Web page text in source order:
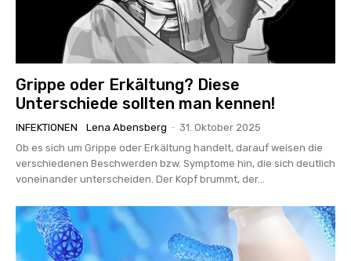
Grippe oder Erkältung? Diese
Unterschiede sollten man kennen!
INFEKTIONEN Lena Abensberg - 31. Oktober 2025
Ob es sich um Grippe oder Erkältung handelt, darauf weisen die
verschiedenen Beschwerden bzw. Symptome hin, die sich deutlich
voneinander unterscheiden. Der Kopf brummt, der...